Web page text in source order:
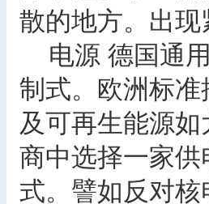
散的地方。出
电源 德国通
制式。欧洲标
及可再生能源
商中选择一家
式。譬如反对